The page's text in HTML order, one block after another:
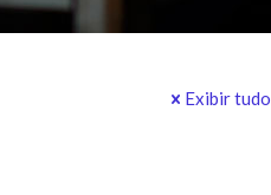
Exibir tudo